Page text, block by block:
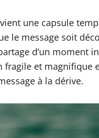
une capsule
le message soit
d’un moment
fragile et magnifique
à la dérive.